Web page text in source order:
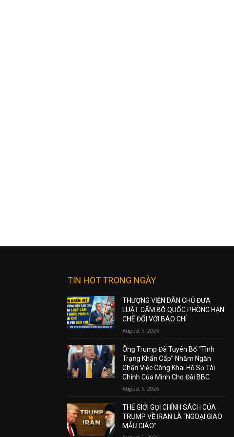
TIN HOT TRONG NGÀY
THƯỢNG VIỆN DÂN CHỦ ĐƯA
LUẬT CẤM BỘ QUỐC PHÒNG HẠN
CHẾ ĐỐI VỚI BÁO CHÍ
August 6, 2026
Ông Trump Đã Tuyên Bố “Tình
Trạng Khẩn Cấp” Nhằm Ngăn
Chặn Việc Công Khai Hồ Sơ Tài
Chính Của Mình Cho Đài BBC
August 5, 2026
THẾ GIỚI GỌI CHÍNH SÁCH CỦA
TRUMP VỀ IRAN LÀ “NGOẠI GIAO
MẪU GIÁO”